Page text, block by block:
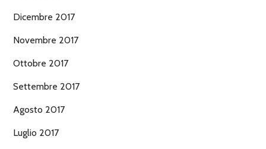
Dicembre 2017
Novembre 2017
Ottobre 2017
Settembre 2017
Agosto 2017
Luglio 2017